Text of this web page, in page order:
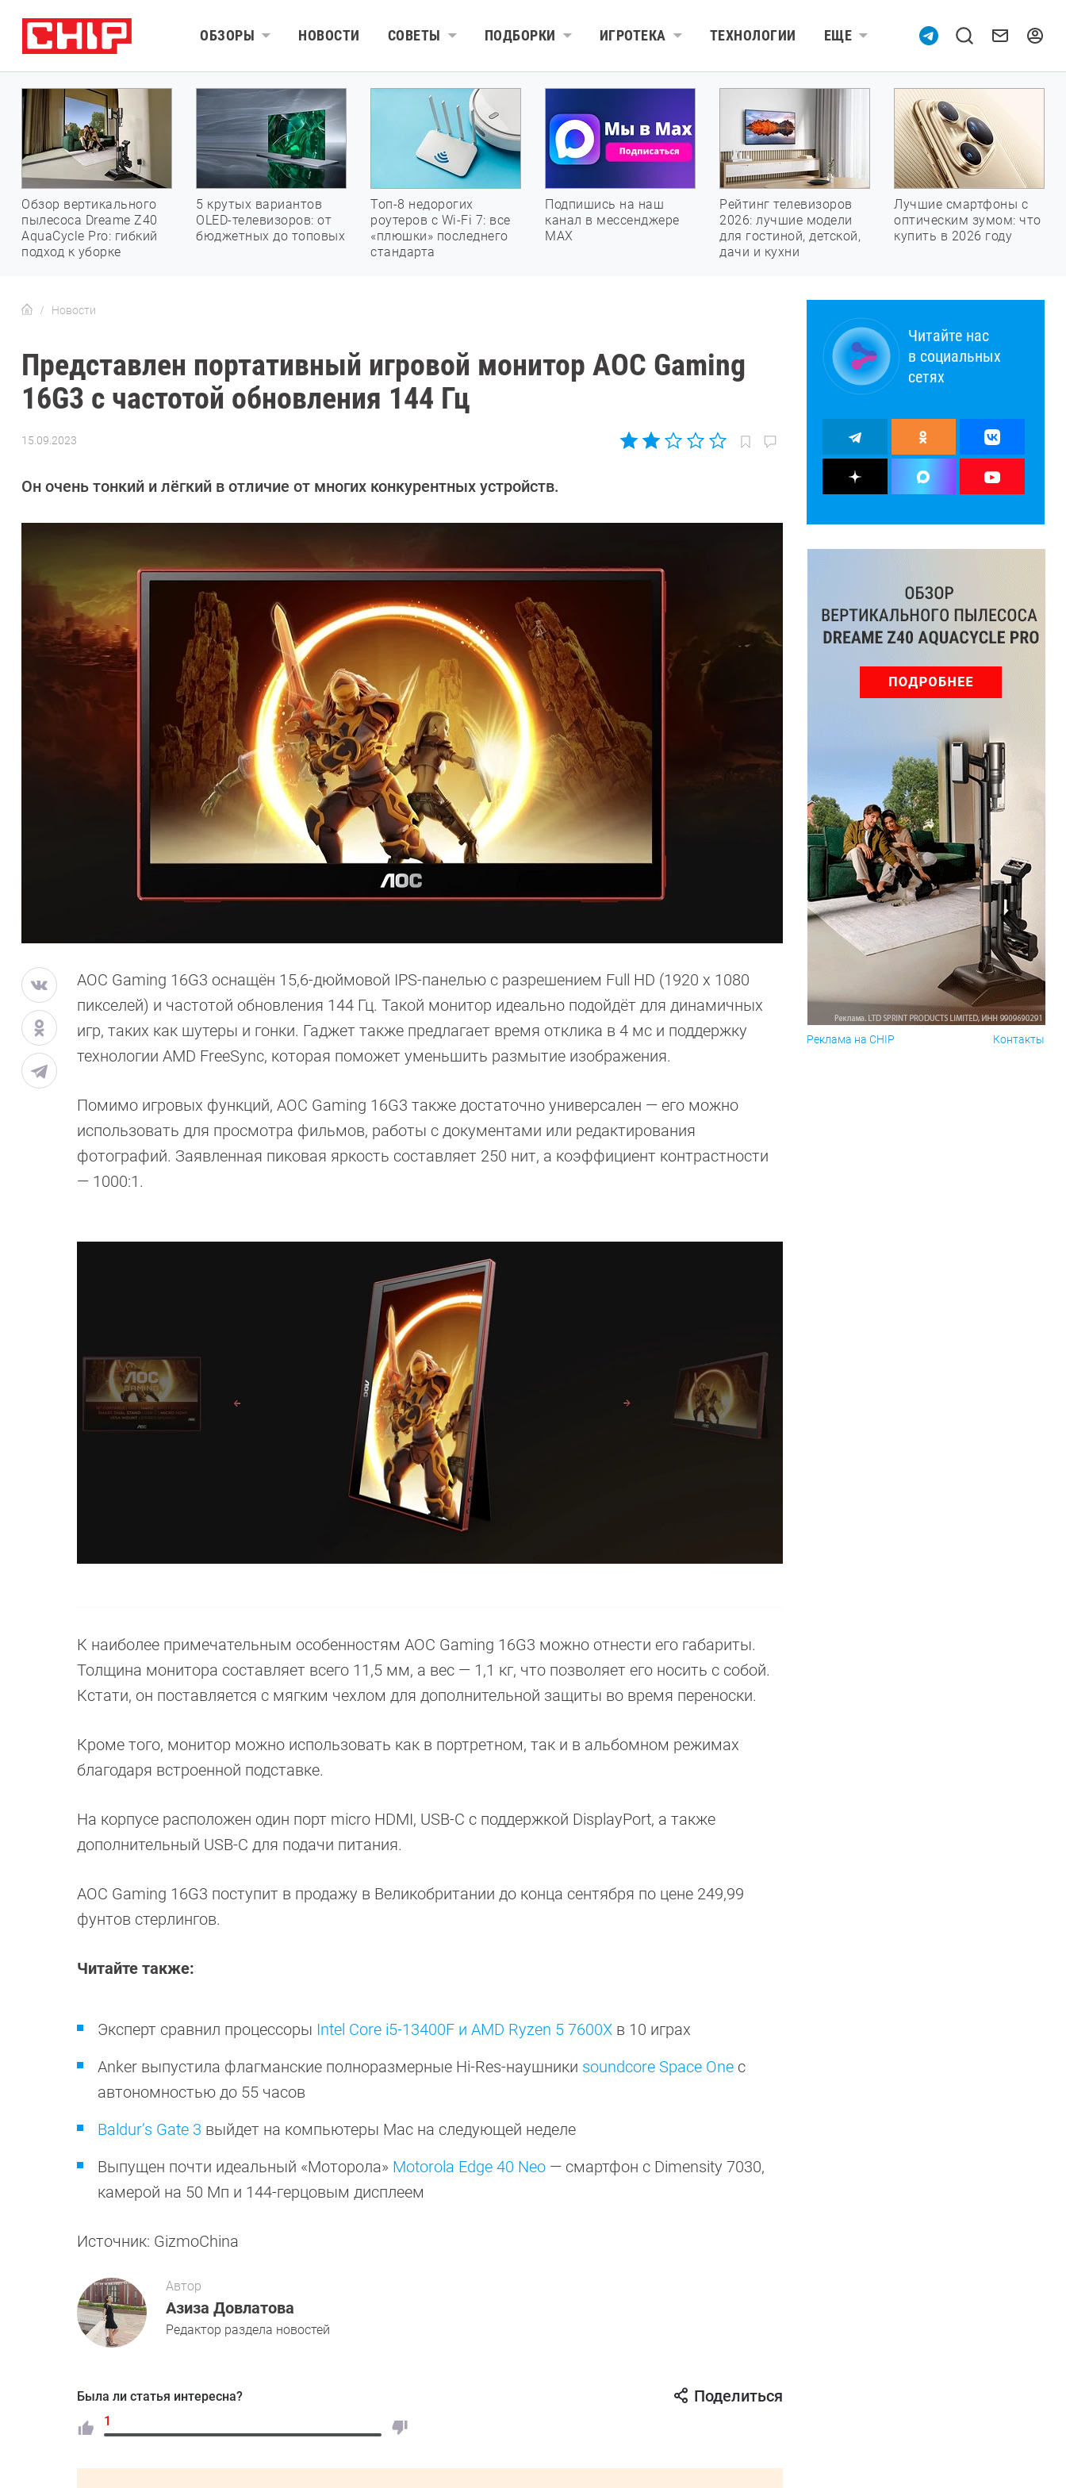
ОБЗОРЫ НОВОСТИ СОВЕТЫ ПОДБОРКИ ИГРОТЕКА ТЕХНОЛОГИИ ЕЩЕ
Обзор вертикального
пылесоса Dreame Z40
AquaCycle Pro: гибкий
подход к уборке
5 крутых вариантов
OLED-телевизоров: от
бюджетных до топовых
Топ-8 недорогих
роутеров с Wi-Fi 7: все
«плюшки» последнего
стандарта
Подпишись на наш
канал в мессенджере
МАХ
Рейтинг телевизоров
2026: лучшие модели
для гостиной, детской,
дачи и кухни
Лучшие смартфоны с
оптическим зумом: что
купить в 2026 году
Новости
Представлен портативный игровой монитор AOC Gaming
16G3 с частотой обновления 144 Гц
15.09.2023
Довлатова
Он очень тонкий и лёгкий в отличие от многих конкурентных устройств.
AOC Gaming 16G3 оснащён 15,6-дюймовой IPS-панелью с разрешением Full HD (1920 х 1080
пикселей) и частотой обновления 144 Гц. Такой монитор идеально подойдёт для динамичных
игр, таких как шутеры и гонки. Гаджет также предлагает время отклика в 4 мс и поддержку
технологии AMD FreeSync, которая поможет уменьшить размытие изображения.
Помимо игровых функций, AOC Gaming 16G3 также достаточно универсален — его можно
использовать для просмотра фильмов, работы с документами или редактирования
фотографий. Заявленная пиковая яркость составляет 250 нит, а коэффициент контрастности
— 1000:1.
К наиболее примечательным особенностям AOC Gaming 16G3 можно отнести его габариты.
Толщина монитора составляет всего 11,5 мм, а вес — 1,1 кг, что позволяет его носить с собой.
Кстати, он поставляется с мягким чехлом для дополнительной защиты во время переноски.
Кроме того, монитор можно использовать как в портретном, так и в альбомном режимах
благодаря встроенной подставке.
На корпусе расположен один порт micro HDMI, USB-C с поддержкой DisplayPort, а также
дополнительный USB-C для подачи питания.
AOC Gaming 16G3 поступит в продажу в Великобритании до конца сентября по цене 249,99
фунтов стерлингов.
Читайте также:
Эксперт сравнил процессоры Intel Core i5-13400F и AMD Ryzen 5 7600X в 10 играх
Anker выпустила флагманские полноразмерные Hi-Res-наушники soundcore Space One с
автономностью до 55 часов
Baldur’s Gate 3 выйдет на компьютеры Mac на следующей неделе
Выпущен почти идеальный «Моторола» Motorola Edge 40 Neo — смартфон с Dimensity 7030,
камерой на 50 Мп и 144-герцовым дисплеем
Источник: GizmoChina
Автор
Азиза Довлатова
Редактор раздела новостей
Была ли статья интересна?
1
Поделиться
Читайте нас
в социальных
сетях
Реклама на CHIP Контакты